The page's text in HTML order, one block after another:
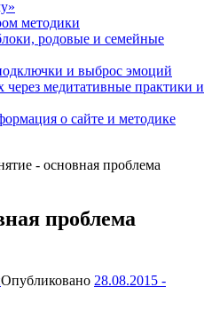
методики
родовые и семейные
и выброс эмоций
медитативные практики и
о сайте и методике
- основная проблема
проблема
Опубликовано 28.08.2015 -